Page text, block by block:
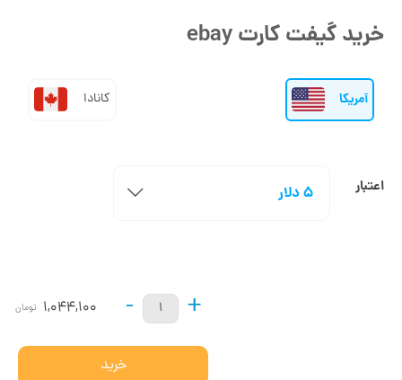
خرید گیفت کارت ebay
آمریکا کانادا
اعتبار 5 دلار
+
-
1,044,100 تومان
خرید